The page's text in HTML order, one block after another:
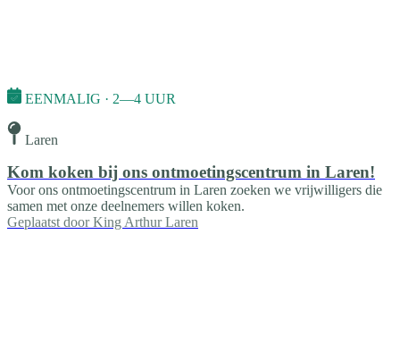
EENMALIG · 2—4 UUR
Laren
Kom koken bij ons ontmoetingscentrum in Laren!
Voor ons ontmoetingscentrum in Laren zoeken we vrijwilligers die
samen met onze deelnemers willen koken.
Geplaatst door King Arthur Laren